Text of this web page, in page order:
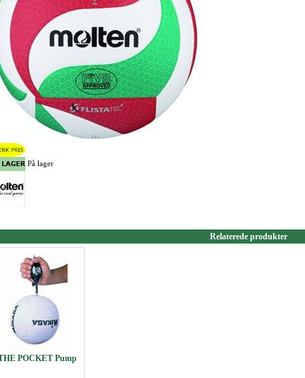
På lager
Relaterede produkter
POCKET Pump